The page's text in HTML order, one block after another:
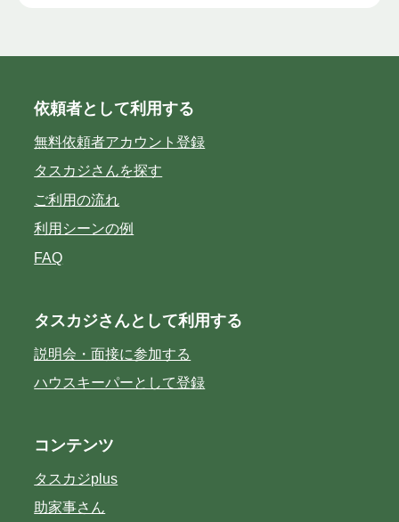
依頼者として利用する
無料依頼者アカウント登録
タスカジさんを探す
ご利用の流れ
利用シーンの例
FAQ
タスカジさんとして利用する
説明会・面接に参加する
ハウスキーパーとして登録
コンテンツ
タスカジplus
助家事さん